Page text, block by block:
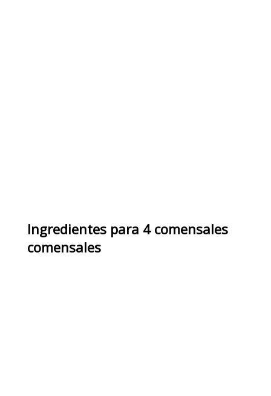
Ingredientespara 4 comensales
comensales